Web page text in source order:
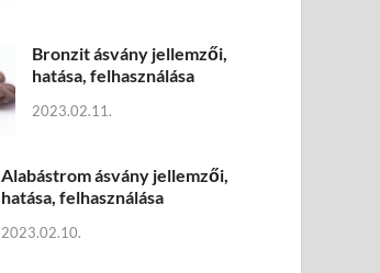
Bronzit ásvány jellemzői,
hatása, felhasználása
2023.02.11.
Alabástrom ásvány jellemzői,
hatása, felhasználása
2023.02.10.